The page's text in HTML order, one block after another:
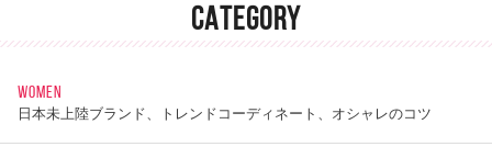
CATEGORY
WOMEN
日本未上陸ブランド、トレンドコーディネート、オシャレのコツ